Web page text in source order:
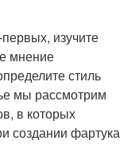
изучите
мнение
стиль
мы рассмотрим
в которых
создании фартука